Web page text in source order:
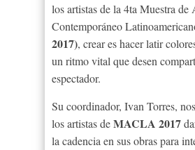
los artistas de la 4ta Muestra de
Contemporáneo
2017), crear es hacer latir
un ritmo vital que desen
espectador.
Su coordinador, Ivan Torres,
los artistas deMACLA 2017
la cadencia en sus obras para